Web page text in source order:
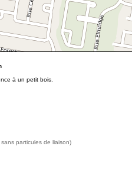
à un petit bois.
particules de liaison)